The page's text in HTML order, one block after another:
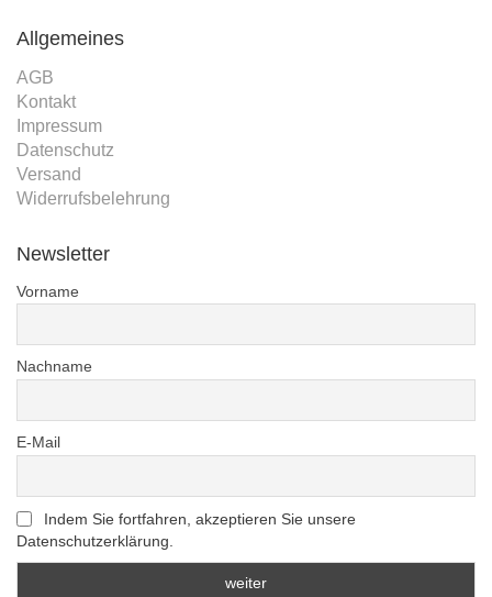
Allgemeines
AGB
Kontakt
Impressum
Datenschutz
Versand
Widerrufsbelehrung
Newsletter
Vorname
Nachname
E-Mail
Indem Sie fortfahren, akzeptieren Sie unsere
Datenschutzerklärung.